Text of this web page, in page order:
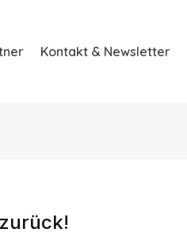
Kontakt & Newsletter